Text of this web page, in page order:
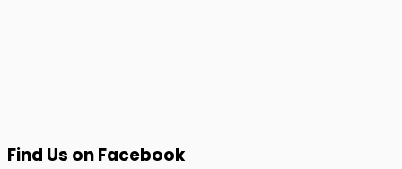
Find Us on Facebook